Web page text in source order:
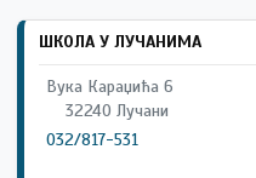
ШКОЛА У ЛУЧАНИМА
Вука Караџића 6
32240 Лучани
032/817-531